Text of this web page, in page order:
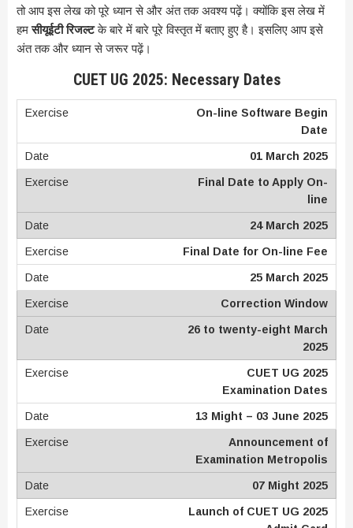
तो आप इस लेख को पूरे ध्यान से और अंत तक अवश्य पढ़ें। क्योंकि इस लेख में
हमसीयूईटी रिजल्टके बारे में बारे पूरे विस्तृत में बताए हुए है। इसलिए आप इसे
अंत तक और ध्यान से जरूर पढ़ें।
CUET UG 2025: Necessary Dates
On-line Software Begin
Date
01 March 2025
Final Date to Apply On-
line
24 March 2025
Final Date for On-line Fee
25 March 2025
Correction Window
26 to twenty-eight March
2025
CUET UG 2025
Examination Dates
13 Might – 03 June 2025
Announcement of
Examination Metropolis
07 Might 2025
Launch of CUET UG 2025